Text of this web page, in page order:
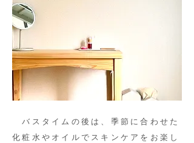
バスタイムの後は、季節に合わせた
化粧水やオイルでスキンケアをお楽し